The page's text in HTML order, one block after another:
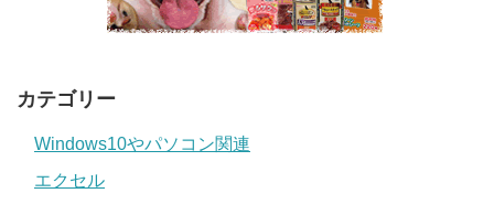
カテゴリー
Windows10やパソコン関連
エクセル